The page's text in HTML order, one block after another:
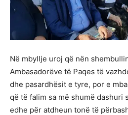
Në mbyllje uroj që nën
Ambasadorëve të Paqes të
dhe pasardhësit e tyre, por e
që të falim sa më shumë
edhe për atdheun tonë të